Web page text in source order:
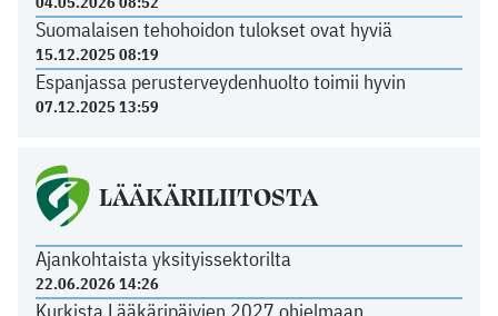
Suomalaisen tehohoidon tulokset ovat hyviä
15.12.2025 08:19
Espanjassa perusterveydenhuolto toimii hyvin
07.12.2025 13:59
LÄÄKÄRILIITOSTA
Ajankohtaista yksityissektorilta
22.06.2026 14:26
Kurkista Lääkäripäivien 2027 ohjelmaan